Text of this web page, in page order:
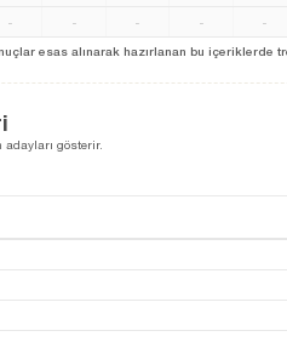
- - - - -
esas alınarak hazırlanan bu
gösterir.